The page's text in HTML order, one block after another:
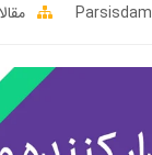
Parsisdam